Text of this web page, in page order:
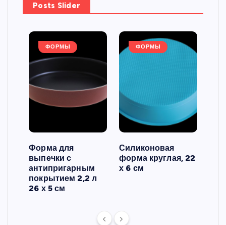
Posts Slider
ФОРМЫ
Форма для
выпечки с
антипригарным
покрытием 2,2 л
26 х 5 см
ФОРМЫ
Силиконовая
форма круглая, 22
х 6 см